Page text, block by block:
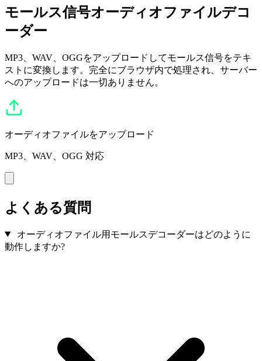
モールス信号オーディオファイルデコ
ーダー
MP3、WAV、OGGをアップロードしてモールス信号をテキ
ストに変換します。完全にブラウザ内で処理され、サーバー
へのアップロードは一切ありません。
オーディオファイルをアップロード
MP3、WAV、OGG 対応
よくある質問
オーディオファイル用モールスデコーダーはどのように
動作しますか?